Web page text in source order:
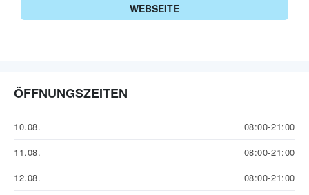
WEBSEITE
ÖFFNUNGSZEITEN
10.08.
08:00-21:00
11.08.
08:00-21:00
12.08.
08:00-21:00